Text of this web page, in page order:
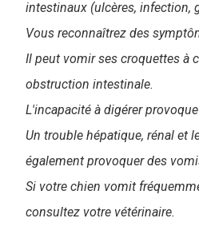
intestinaux (ulcères, infection,
Vous reconnaîtrez des
Il peut vomir ses croquettes à
obstruction intestinale.
L'incapacité à digérer
Un trouble hépatique, rénal et
également provoquer des
Si votre chien vomit
consultez votre vétérinaire.